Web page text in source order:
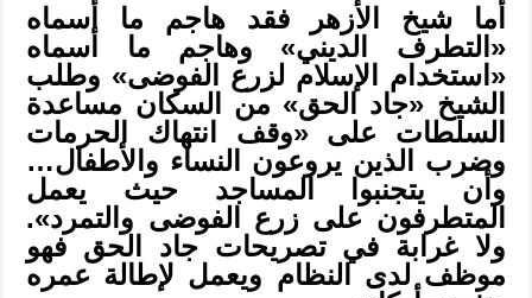
أما شيخ الأزهر فقد هاجم ما أسماه
«التطرف الديني» وهاجم ما أسماه
«استخدام الإسلام لزرع الفوضى» وطلب
الشيخ «جاد الحق» من السكان مساعدة
السلطات على «وقف انتهاك الحرمات
وضرب الذين يروعون النساء والأطفال…
وأن يتجنبوا المساجد حيث يعمل
المتطرفون على زرع الفوضى والتمرد».
ولا غرابة في تصريحات جاد الحق فهو
موظف لدى النظام ويعمل لإطالة عمره